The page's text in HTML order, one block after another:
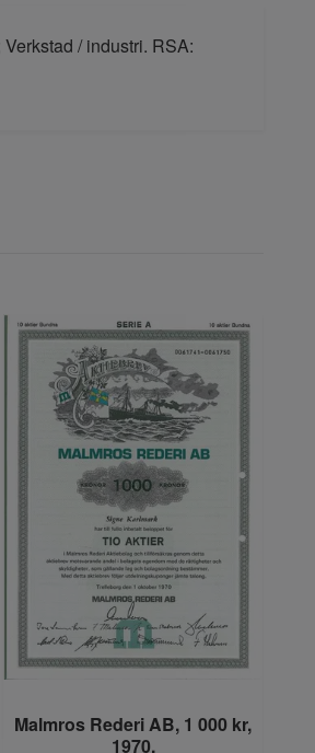
/ industri. RSA:
Malmros Rederi AB, 1 000 kr,
1970,